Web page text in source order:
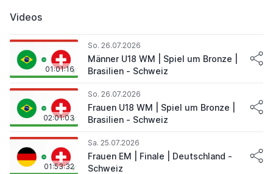
Videos
01:01:16
So. 26.07.2026
Männer U18 WM | Spiel um Bronze |
Brasilien - Schweiz
02:01:03
So. 26.07.2026
Frauen U18 WM | Spiel um Bronze |
Brasilien - Schweiz
01:53:32
Sa. 25.07.2026
Frauen EM | Finale | Deutschland -
Schweiz